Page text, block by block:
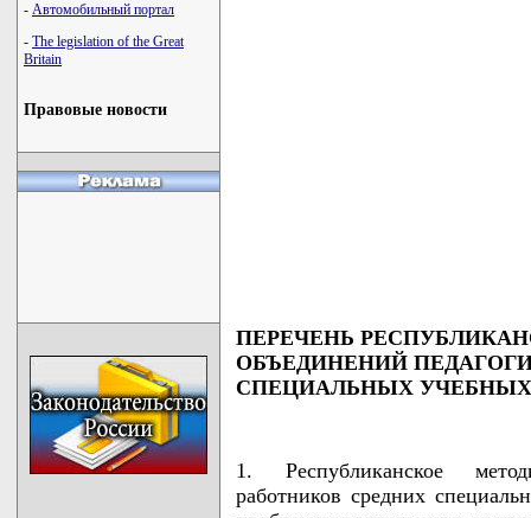
- Автомобильный портал
- The legislation of the Great
Britain
Правовые новости
ПЕРЕЧЕНЬ
ОБЪЕДИНЕНИЙ
СПЕЦИАЛЬНЫХ
1. Республиканское
работников средних